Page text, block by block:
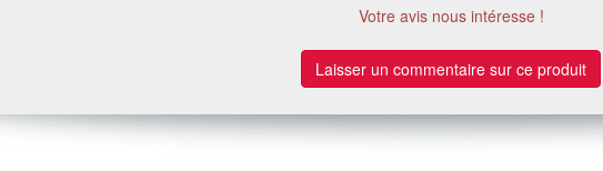
Votre avis nous intéresse !
Laisser un commentaire sur ce produit